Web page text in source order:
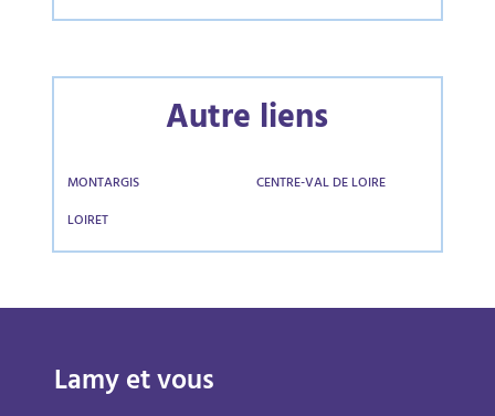
Autre liens
MONTARGIS
LOIRET
CENTRE-VAL DE LOIRE
Lamy et vous